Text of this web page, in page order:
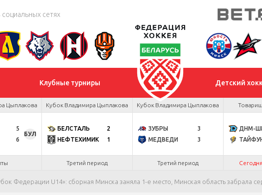
сетях
Клубные турниры Детский
Цыплакова
5
6
БУЛ
Кубок Владимира Цыплакова
БЕЛСТАЛЬ
2
НЕФТЕХИМИК
1
Третий период
Кубок Владимира Цыплакова
ЗУБРЫ
3
МЕДВЕДИ
3
Третий период
ДНМ-
Сегодня
Федерации U14»: сборная Минска заняла 1-е место, Минская область забрала